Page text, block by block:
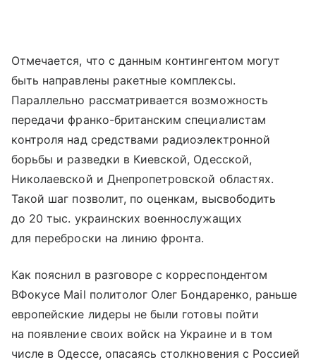
Отмечается, что с данным контингентом могут
быть направлены ракетные комплексы.
Параллельно рассматривается возможность
передачи франко-британским специалистам
контроля над средствами радиоэлектронной
борьбы и разведки в Киевской, Одесской,
Николаевской и Днепропетровской областях.
Такой шаг позволит, по оценкам, высвободить
до 20 тыс. украинских военнослужащих
для переброски на линию фронта.
Как пояснил в разговоре с корреспондентом
ВФокусе Mail политолог Олег Бондаренко, раньше
европейские лидеры не были готовы пойти
на появление своих войск на Украине и в том
числе в Одессе, опасаясь столкновения с Россией